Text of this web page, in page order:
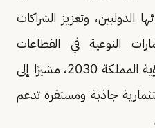
الدوليين، وتعزيز الشراكات
النوعية في القطاعات
المستهدفة، بما يتماشى مع رؤية المملكة 2030، مشيرًا إلى
جاذبة ومستقرة تدعم